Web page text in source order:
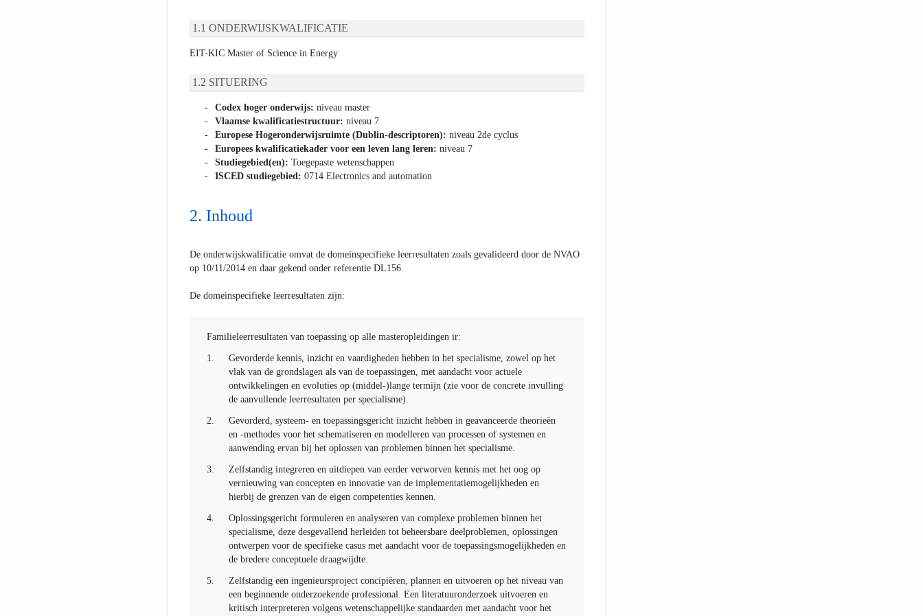
ONDERWIJSKWALIFICATIE
EIT-KIC Master of Science in Energy
SITUERING
Codex hoger onderwijs: niveau master
Vlaamse kwalificatiestructuur: niveau 7
Europese Hogeronderwijsruimte (Dublin-descriptoren): niveau 2de cyclus
Europees kwalificatiekader voor een leven lang leren: niveau 7
Studiegebied(en): Toegepaste wetenschappen
ISCED studiegebied: 0714 Electronics and automation
Inhoud
De onderwijskwalificatie omvat de domeinspecifieke leerresultaten zoals gevalideerd door de NVAO
op 10/11/2014 en daar gekend onder referentie DL156.
De domeinspecifieke leerresultaten zijn:
Familieleerresultaten van toepassing op alle masteropleidingen ir:
1.
Gevorderde kennis, inzicht en vaardigheden hebben in het specialisme, zowel op het
vlak van de grondslagen als van de toepassingen, met aandacht voor actuele
ontwikkelingen en evoluties op (middel-)lange termijn (zie voor de concrete invulling
de aanvullende leerresultaten per specialisme).
2.
Gevorderd, systeem- en toepassingsgericht inzicht hebben in geavanceerde theorieën
en -methodes voor het schematiseren en modelleren van processen of systemen en
aanwending ervan bij het oplossen van problemen binnen het specialisme.
3.
Zelfstandig integreren en uitdiepen van eerder verworven kennis met het oog op
vernieuwing van concepten en innovatie van de implementatiemogelijkheden en
hierbij de grenzen van de eigen competenties kennen.
4.
Oplossingsgericht formuleren en analyseren van complexe problemen binnen het
specialisme, deze desgevallend herleiden tot beheersbare deelproblemen, oplossingen
ontwerpen voor de specifieke casus met aandacht voor de toepassingsmogelijkheden en
de bredere conceptuele draagwijdte.
5.
Zelfstandig een ingenieursproject concipiëren, plannen en uitvoeren op het niveau van
een beginnende onderzoekende professional. Een literatuuronderzoek uitvoeren en
kritisch interpreteren volgens wetenschappelijke standaarden met aandacht voor het